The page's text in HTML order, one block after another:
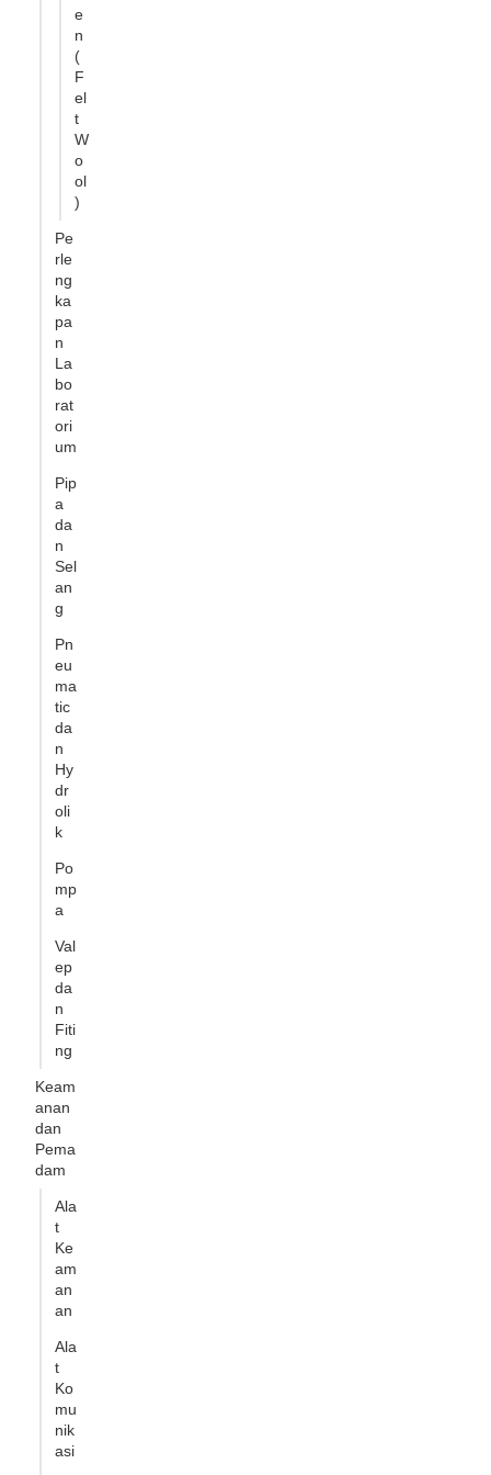
e
n
(
F
el
t
W
o
ol
)
Pe
rle
ng
ka
pa
n
La
bo
rat
ori
um
Pip
a
da
n
Sel
an
g
Pn
eu
ma
tic
da
n
Hy
dr
oli
k
Po
mp
a
Val
ep
da
n
Fiti
ng
Keam
anan
dan
Pema
dam
Ala
t
Ke
am
an
an
Ala
t
Ko
mu
nik
asi